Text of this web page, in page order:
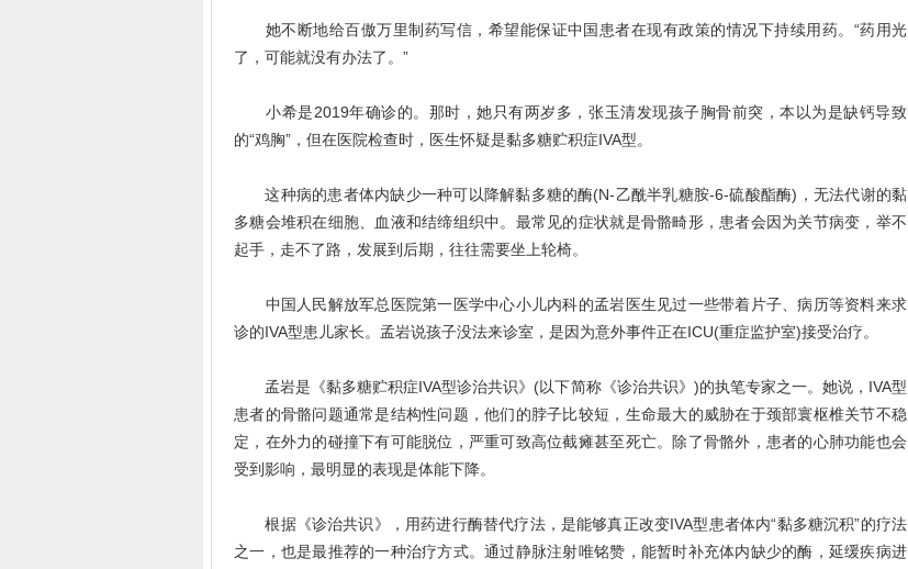
她不断地给百傲万里制药写信，希望能保证中国患者在现有政策的情况下持续用药。“药用光
了，可能就没有办法了。”
小希是2019年确诊的。那时，她只有两岁多，张玉清发现孩子胸骨前突，本以为是缺钙导致
的“鸡胸”，但在医院检查时，医生怀疑是黏多糖贮积症IVA型。
这种病的患者体内缺少一种可以降解黏多糖的酶(N‐乙酰半乳糖胺‐6‐硫酸酯酶)，无法代谢的黏
多糖会堆积在细胞、血液和结缔组织中。最常见的症状就是骨骼畸形，患者会因为关节病变，举不
起手，走不了路，发展到后期，往往需要坐上轮椅。
中国人民解放军总医院第一医学中心小儿内科的孟岩医生见过一些带着片子、病历等资料来求
诊的IVA型患儿家长。孟岩说孩子没法来诊室，是因为意外事件正在ICU(重症监护室)接受治疗。
孟岩是《黏多糖贮积症IVA型诊治共识》(以下简称《诊治共识》)的执笔专家之一。她说，IVA型
患者的骨骼问题通常是结构性问题，他们的脖子比较短，生命最大的威胁在于颈部寰枢椎关节不稳
定，在外力的碰撞下有可能脱位，严重可致高位截瘫甚至死亡。除了骨骼外，患者的心肺功能也会
受到影响，最明显的表现是体能下降。
根据《诊治共识》，用药进行酶替代疗法，是能够真正改变IVA型患者体内“黏多糖沉积”的疗法
之一，也是最推荐的一种治疗方式。通过静脉注射唯铭赞，能暂时补充体内缺少的酶，延缓疾病进